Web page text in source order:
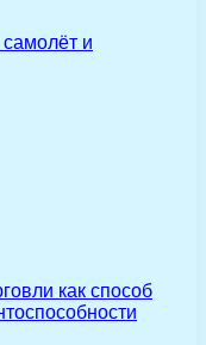
и
как способ